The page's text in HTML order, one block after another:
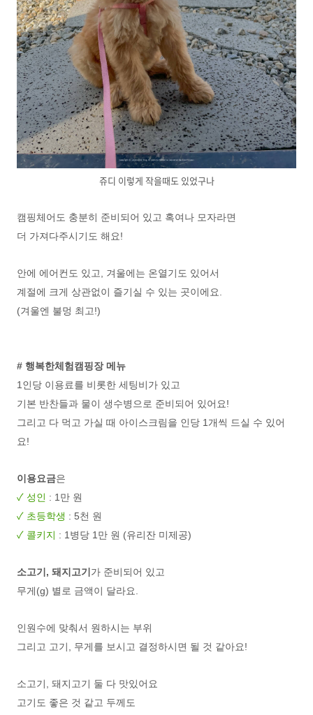
쥬디 이렇게 작을때도 있었구나
캠핑체어도 충분히 준비되어 있고 혹여나 모자라면
더 가져다주시기도 해요!
안에 에어컨도 있고, 겨울에는 온열기도 있어서
계절에 크게 상관없이 즐기실 수 있는 곳이에요.
(겨울엔 불멍 최고!)
# 행복한체험캠핑장 메뉴
1인당 이용료를 비롯한 세팅비가 있고
기본 반찬들과 물이 생수병으로 준비되어 있어요!
그리고 다 먹고 가실 때 아이스크림을 인당 1개씩 드실 수 있어
요!
이용요금은
✓ 성인 : 1만 원
✓ 초등학생 : 5천 원
✓ 콜키지 : 1병당 1만 원 (유리잔 미제공)
소고기, 돼지고기 가 준비되어 있고
무게(g) 별로 금액이 달라요.
인원수에 맞춰서 원하시는 부위
그리고 고기, 무게를 보시고 결정하시면 될 것 같아요!
소고기, 돼지고기 둘 다 맛있어요
고기도 좋은 것 같고 두께도